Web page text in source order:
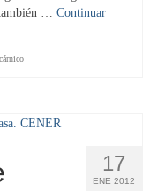
… Continuar
17
ENE 2012